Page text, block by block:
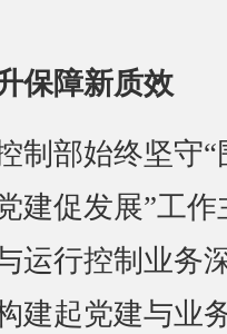
保障新质效
部始终坚守“
建促发展”工作
运行控制业务
建起党建与业